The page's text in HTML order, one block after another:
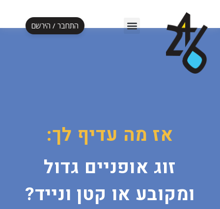
התחבר / הירשם
אז מה עדיף לך:
זוג אופניים גדול
ומקובע או קטן ונייד?